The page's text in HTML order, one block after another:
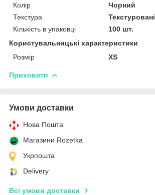
Колір
Чорний
Текстура
Текстуровані
Кількість в упаковці
100 шт.
Користувальницькі характеристики
Розмір
XS
Приховати
Умови доставки
Нова Пошта
Магазини Rozetka
Укрпошта
Delivery
Всі умови доставки